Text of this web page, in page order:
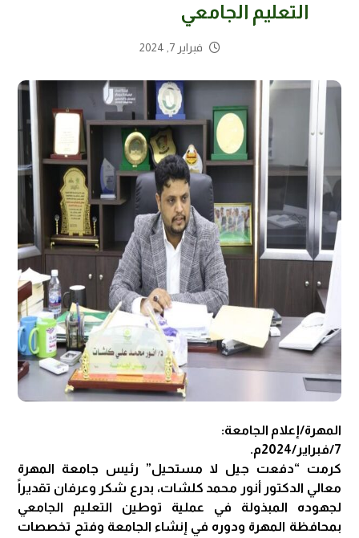
التعليم الجامعي
فبراير 7, 2024
المهرة/إعلام الجامعة:
7/فبراير/2024م.
كرمت “دفعت جيل لا مستحيل” رئيس جامعة المهرة
معالي الدكتور أنور محمد كلشات، بدرع شكر وعرفان تقديراً
لجهوده المبذولة في عملية توطين التعليم الجامعي
بمحافظة المهرة ودوره في إنشاء الجامعة وفتح تخصصات